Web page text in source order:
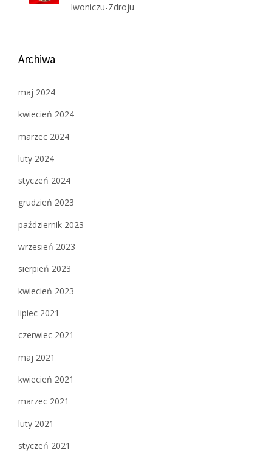
Iwoniczu-Zdroju
Archiwa
maj 2024
kwiecień 2024
marzec 2024
luty 2024
styczeń 2024
grudzień 2023
październik 2023
wrzesień 2023
sierpień 2023
kwiecień 2023
lipiec 2021
czerwiec 2021
maj 2021
kwiecień 2021
marzec 2021
luty 2021
styczeń 2021